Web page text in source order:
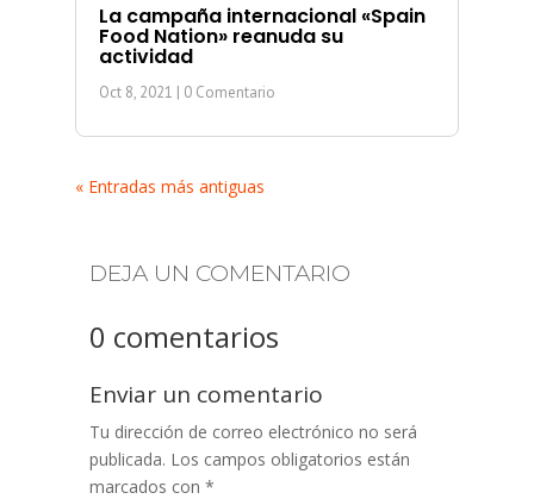
La campaña internacional «Spain
Food Nation» reanuda su
actividad
Oct 8, 2021 | 0 Comentario
« Entradas más antiguas
DEJA UN COMENTARIO
0 comentarios
Enviar un comentario
Tu dirección de correo electrónico no será
publicada. Los campos obligatorios están
marcados con *